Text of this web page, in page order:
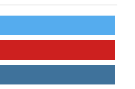
De la Espriella asumirá
atípica fuera de Bogotá
POLÍTICA
TITULARES